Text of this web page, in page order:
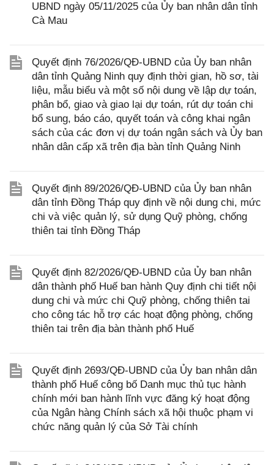
UBND ngày 05/11/2025 của Ủy ban nhân dân tỉnh
Cà Mau
Quyết định 76/2026/QĐ-UBND của Ủy ban nhân
dân tỉnh Quảng Ninh quy định thời gian, hồ sơ, tài
liệu, mẫu biểu và một số nội dung về lập dự toán,
phân bổ, giao và giao lại dự toán, rút dự toán chi
bổ sung, báo cáo, quyết toán và công khai ngân
sách của các đơn vị dự toán ngân sách và Ủy ban
nhân dân cấp xã trên địa bàn tỉnh Quảng Ninh
Quyết định 89/2026/QĐ-UBND của Ủy ban nhân
dân tỉnh Đồng Tháp quy định về nội dung chi, mức
chi và việc quản lý, sử dụng Quỹ phòng, chống
thiên tai tỉnh Đồng Tháp
Quyết định 82/2026/QĐ-UBND của Ủy ban nhân
dân thành phố Huế ban hành Quy định chi tiết nội
dung chi và mức chi Quỹ phòng, chống thiên tai
cho công tác hỗ trợ các hoạt động phòng, chống
thiên tai trên địa bàn thành phố Huế
Quyết định 2693/QĐ-UBND của Ủy ban nhân dân
thành phố Huế công bố Danh mục thủ tục hành
chính mới ban hành lĩnh vực đăng ký hoạt động
của Ngân hàng Chính sách xã hội thuộc phạm vi
chức năng quản lý của Sở Tài chính